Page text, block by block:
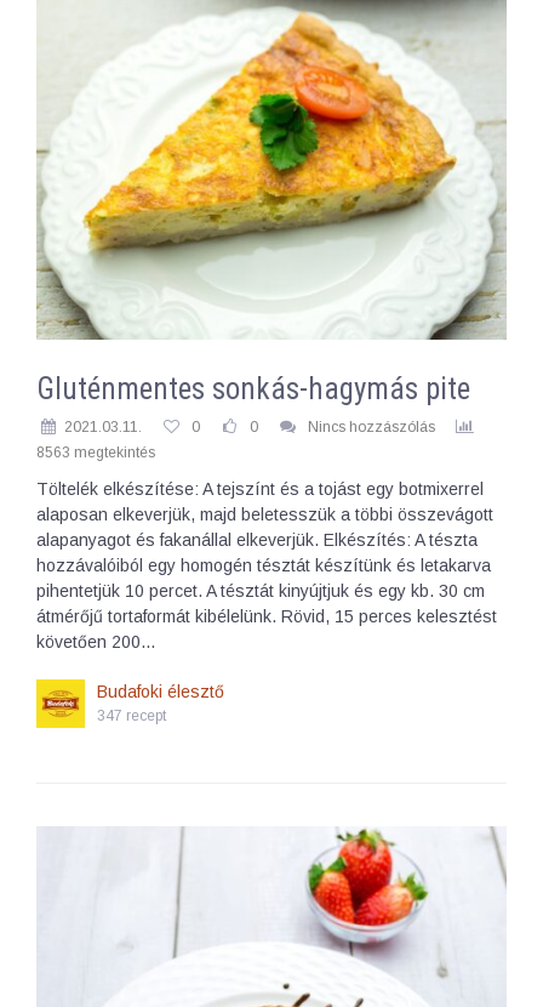
Gluténmentes sonkás-hagymás pite
2021.03.11. 0 0
Nincs hozzászólás
8563 megtekintés
Töltelék elkészítése: A tejszínt és a tojást egy botmixerrel
alaposan elkeverjük, majd beletesszük a többi összevágott
alapanyagot és fakanállal elkeverjük. Elkészítés: A tészta
hozzávalóiból egy homogén tésztát készítünk és letakarva
pihentetjük 10 percet. A tésztát kinyújtjuk és egy kb. 30 cm
átmérőjű tortaformát kibélelünk. Rövid, 15 perces kelesztést
követően 200…
Budafoki élesztő
347 recept